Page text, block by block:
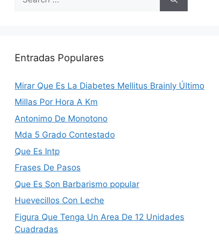
for:
Entradas Populares
Mirar Que Es La Diabetes Mellitus Brainly Último
Millas Por Hora A Km
Antonimo De Monotono
Mda 5 Grado Contestado
Que Es Intp
Frases De Pasos
Que Es Son Barbarismo popular
Huevecillos Con Leche
Figura Que Tenga Un Area De 12 Unidades
Cuadradas